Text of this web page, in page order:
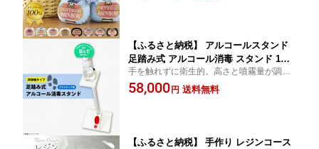
【ふるさと納税】 アルコールスタンド
足踏み式 アルコール消毒 スタンド 1台
[プロフィット 愛知県 江南市 ko23btu23
0000] 消毒 除菌 感染対策 消毒液スタン
手を触れずに衛生的。高さと噴霧量が調節
できる足踏み式消毒スタンド
58,000円 送料無料
【ふるさと納税】 手作り レジンコース